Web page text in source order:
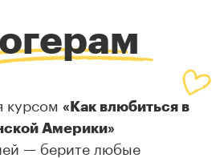
курсом «Как влюбиться в
Америки»
— берите любые